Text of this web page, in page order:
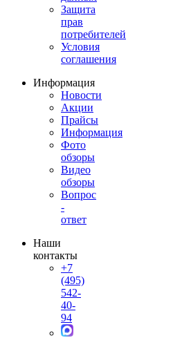
Защита
прав
потребителей
Условия
соглашения
Информация
Новости
Акции
Прайсы
Информация
Фото
обзоры
Видео
обзоры
Вопрос
-
ответ
Наши
контакты
+7
(495)
542-
40-
94